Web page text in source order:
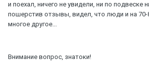
и поехал, ничего не увидели, ни по подвеске
пошерстив отзывы, видел, что люди и на 70-
многое другое...
Внимание вопрос, знатоки!